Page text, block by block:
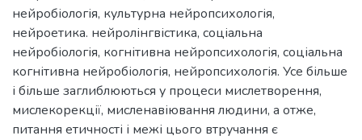
нейробіологія, культурна нейропсихологія,
нейроетика. нейролінгвістика, соціальна
нейробіологія, когнітивна нейропсихологія, соціальна
когнітивна нейробіологія, нейропсихологія. Усе більше
і більше заглиблюються у процеси мислетворення,
мислекорекції, мисленавіювання людини, а отже,
питання етичності і межі цього втручання є